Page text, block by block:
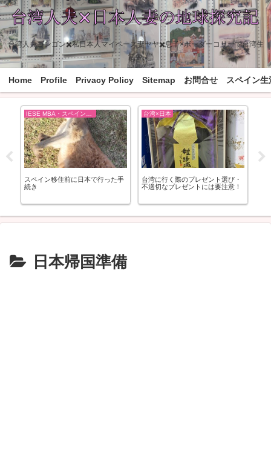
台湾人夫ゴンゴン✖️私日本人マイペース妻ヤヤ✖️息子×ボーダーコリーで台湾生
活中
Home Profile Privacy Policy Sitemap お問合せ スペイン生
スペイン移住前に日本で行った手
続き
台湾×日本
台湾に行く際のプレゼント選び・
不適切なプレゼントには要注意！
日本帰国準備